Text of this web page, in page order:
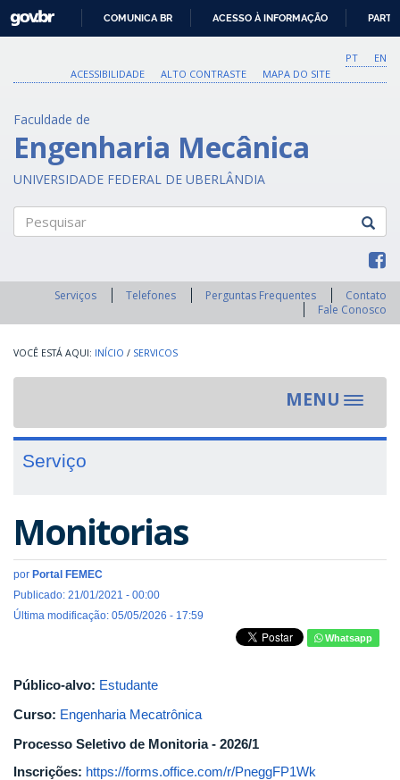
O
CONTEÚDO
GOVBR
COMUNICA BR ACESSO À INFORMAÇÃO
PT
EN
ACESSIBILIDADE
ALTO CONTRASTE MAPA DO SITE
Faculdade de
Engenharia Mecânica
UNIVERSIDADE FEDERAL DE UBERLÂNDIA
Serviços Telefones Perguntas Frequentes
Contato
Fale Conosco
INÍCIO / SERVICOS
MENU
Toggle
Serviço
Monitorias
por Portal FEMEC
Publicado: 21/01/2021 - 00:00
Última modificação: 05/05/2026 - 17:59
Whatsapp
Público-alvo: Estudante
Curso: Engenharia Mecatrônica
Processo Seletivo de Monitoria - 2026/1
Inscrições: https://forms.office.com/r/PneggFP1Wk